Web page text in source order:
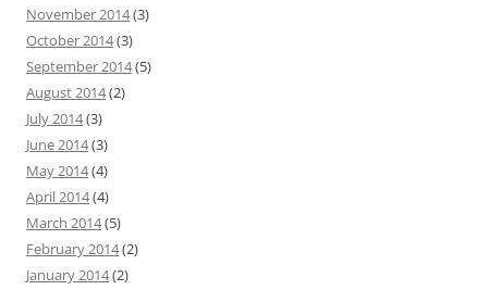
November 2014(3)
October 2014(3)
September 2014(5)
August 2014(2)
July 2014(3)
June 2014(3)
May 2014(4)
April 2014(4)
March 2014(5)
February 2014(2)
January 2014(2)